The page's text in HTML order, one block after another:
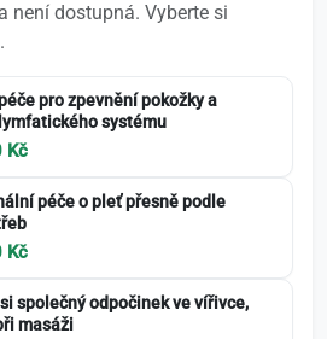
není dostupná. Vyberte si
pro zpevnění pokožky a
systému
Kč
péče o pleť přesně podle
Kč
společný odpočinek ve vířivce,
masáži